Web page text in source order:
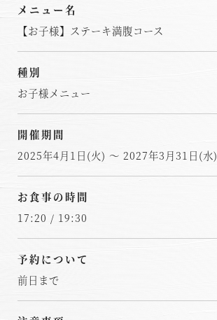
メニュー名
【お子様】ステーキ満腹コース
種別
お子様メニュー
開催期間
2025年4月1日(火) ～ 2027年3月31日(水)
お食事の時間
17:20 / 19:30
予約について
前日まで